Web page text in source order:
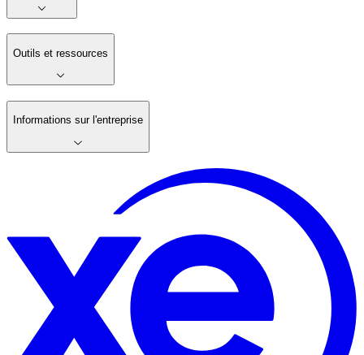
Outils et ressources
Informations sur l'entreprise